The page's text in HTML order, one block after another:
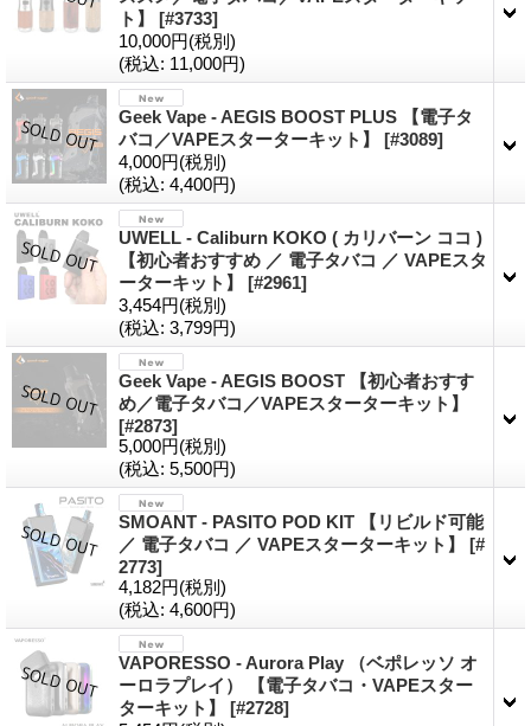
ト】 [#3733]
10,000円(税別)
(税込: 11,000円)
Geek Vape - AEGIS BOOST PLUS 【電子タ
バコ／VAPEスターターキット】 [#3089]
4,000円(税別)
(税込: 4,400円)
UWELL - Caliburn KOKO ( カリバーン ココ )
【初心者おすすめ ／ 電子タバコ ／ VAPEスタ
ーターキット】 [#2961]
3,454円(税別)
(税込: 3,799円)
Geek Vape - AEGIS BOOST 【初心者おすす
め／電子タバコ／VAPEスターターキット】
[#2873]
5,000円(税別)
(税込: 5,500円)
SMOANT - PASITO POD KIT 【リビルド可能
／ 電子タバコ ／ VAPEスターターキット】 [#
2773]
4,182円(税別)
(税込: 4,600円)
VAPORESSO - Aurora Play （ベポレッソ オ
ーロラプレイ） 【電子タバコ・VAPEスター
ターキット】 [#2728]